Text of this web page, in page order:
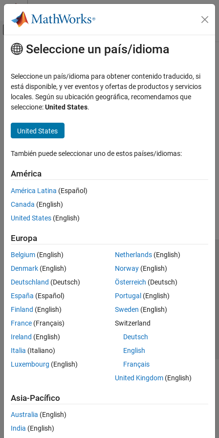
Saltar al contenido
Mostrar/ocultar menú de navegación
Inicio de Documentación
Contenido principal
¿Qué tan útil fue esta traducción?
Seleccione un país/idioma
Seleccione un país/idioma para obtener contenido traducido, si
está disponible, y ver eventos y ofertas de productos y servicios
locales. Según su ubicación geográfica, recomendamos que
seleccione:United States.
United States
También puede seleccionar uno de estos países/idiomas:
América
América Latina (Español)
Canada (English)
United States (English)
Europa
Belgium (English)
Denmark (English)
Deutschland (Deutsch)
España (Español)
Finland (English)
France (Français)
Ireland (English)
Italia (Italiano)
Luxembourg (English)
Netherlands(English)
Norway(English)
Österreich (Deutsch)
Portugal (English)
Sweden (English)
Switzerland
Deutsch
English
Français
United Kingdom(English)
Asia-Pacífico
Australia (English)
India (English)
Centro de confianza
Marcas comerciales
Política de privacidad
Antipiratería
Estado de las aplicaciones
Información de contacto
© 1994-2026 The MathWorks, Inc.